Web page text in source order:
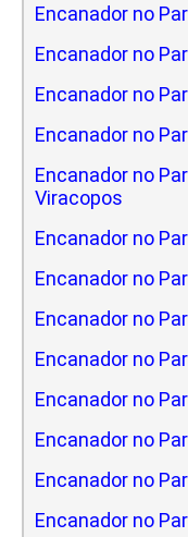
Encanador no
Encanador no
Encanador no
Encanador no
Encanador no
Viracopos
Encanador no
Encanador no
Encanador no
Encanador no
Encanador no
Encanador no
Encanador no
Encanador no